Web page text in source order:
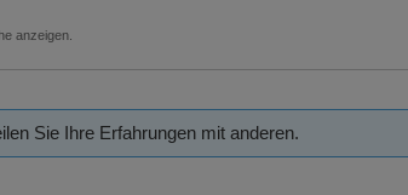
anzeigen.
Sie Ihre Erfahrungen mit anderen.